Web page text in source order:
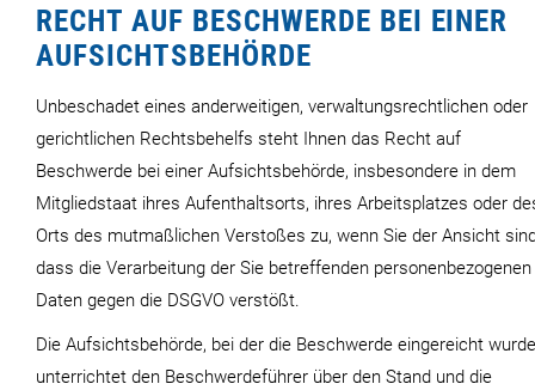
RECHT AUF BESCHWERDE BEI EINER
AUFSICHTSBEHÖRDE
Unbeschadet eines anderweitigen, verwaltungsrechtlichen oder
gerichtlichen Rechtsbehelfs steht Ihnen das Recht auf
Beschwerde bei einer Aufsichtsbehörde, insbesondere in dem
Mitgliedstaat ihres Aufenthaltsorts, ihres Arbeitsplatzes oder
Orts des mutmaßlichen Verstoßes zu, wenn Sie der Ansicht
dass die Verarbeitung der Sie betreffenden personenbezogenen
Daten gegen die DSGVO verstößt.
Die Aufsichtsbehörde, bei der die Beschwerde eingereicht
unterrichtet den Beschwerdeführer über den Stand und die